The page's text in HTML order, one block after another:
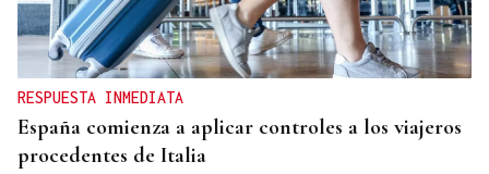
RESPUESTA INMEDIATA
España comienza a aplicar controles a los viajeros
procedentes de Italia